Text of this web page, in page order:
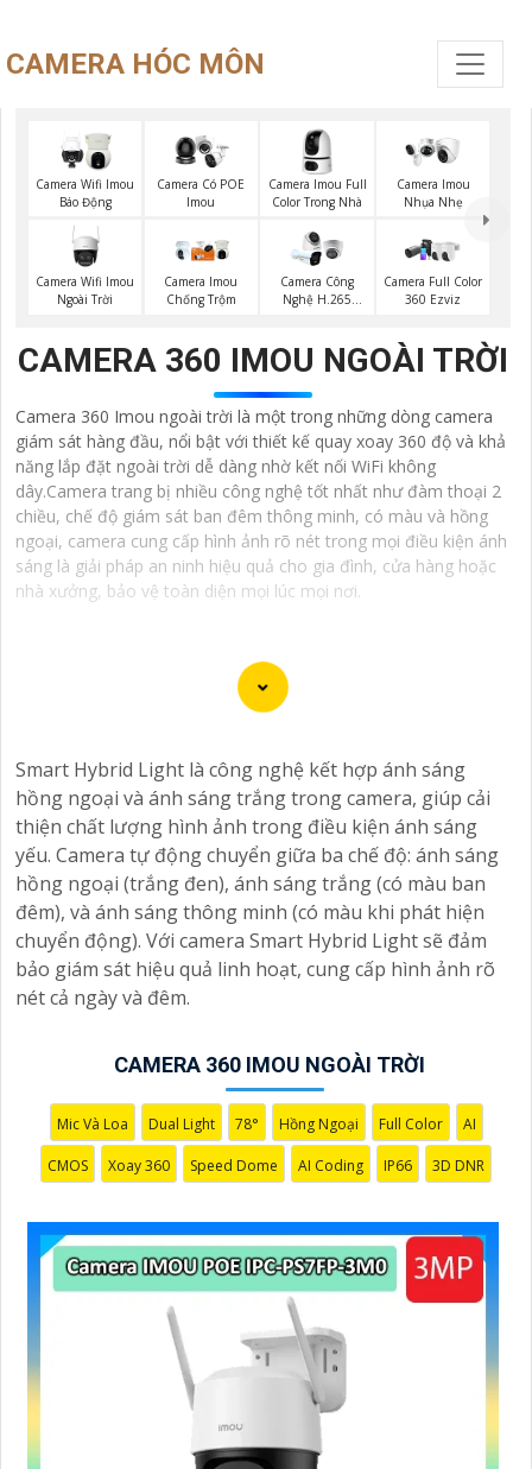
CAMERA HÓC MÔN
Camera Wifi Imou
Báo Động
Camera Có POE
Imou
Camera Imou Full
Color Trong Nhà
Camera Imou
Nhụa Nhẹ
Camera Wifi Imou
Ngoài Trời
Camera Imou
Chống Trộm
Camera Công
Nghệ H.265
Camera Full Color
360 Ezviz
CAMERA 360 IMOU NGOÀI TRỜI
Camera 360 Imou ngoài trời là một trong những dòng camera
giám sát hàng đầu, nổi bật với thiết kế quay xoay 360 độ và khả
năng lắp đặt ngoài trời dễ dàng nhờ kết nối WiFi không
dây.Camera trang bị nhiều công nghệ tốt nhất như đàm thoại 2
chiều, chế độ giám sát ban đêm thông minh, có màu và hồng
ngoại, camera cung cấp hình ảnh rõ nét trong mọi điều kiện ánh
sáng là giải pháp an ninh hiệu quả cho gia đình, cửa hàng hoặc
nhà xưởng, bảo vệ toàn diện mọi lúc mọi nơi.
'
Smart Hybrid Light là công nghệ kết hợp ánh sáng
hồng ngoại và ánh sáng trắng trong camera, giúp cải
thiện chất lượng hình ảnh trong điều kiện ánh sáng
yếu. Camera tự động chuyển giữa ba chế độ: ánh sáng
hồng ngoại (trắng đen), ánh sáng trắng (có màu ban
đêm), và ánh sáng thông minh (có màu khi phát hiện
chuyển động). Với camera Smart Hybrid Light sẽ đảm
bảo giám sát hiệu quả linh hoạt, cung cấp hình ảnh rõ
nét cả ngày và đêm.
CAMERA 360 IMOU NGOÀI TRỜI
Mic Và Loa Dual Light 78° Hồng Ngoại Full Color AI
CMOS Xoay 360 Speed Dome AI Coding IP66 3D DNR